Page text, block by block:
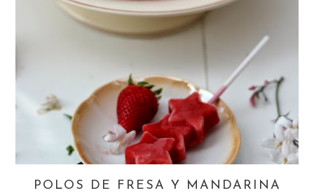
POLOS DE FRESA Y MANDARINA